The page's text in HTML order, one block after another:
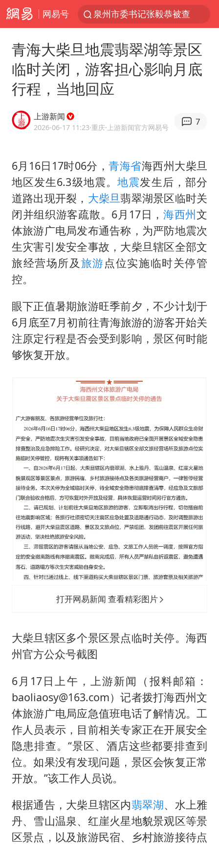
网易号
泉州市委书记张毅恭被查
胜宏科技：股票交易异常波动
“秋天的第一杯奶茶”6岁了
38岁演员求职万岁山NPC成功
胡彦斌获《歌手2026》歌王
美股存储板块集体大跌
U17国足点球大战淘汰河床晋级决赛
东航：国内客票提前14天免费退改
日本试射“战斧”导弹，国防部回应
夯实基础开新局
青海大柴旦地震翡翠湖等景区
临时关闭，游客担心影响月底
行程，当地回应
上游新闻
2026-06-17 11:23·重庆·上游新闻官方网易号
7
6月16日17时06分，青海省海西州大柴旦
地区发生6.3级地震。地震发生后，部分
道路出现开裂， 大柴旦翡翠湖景区临时关
闭并组织游客疏散。6月17日， 海西州文
体旅游广电局发布通告称，为严防地震次
生灾害引发安全事故，大柴旦辖区全部文
旅经营场所及 旅游点位实施临时关停管
控。
眼下正值暑期旅游旺季前夕，不少计划于
6月底至7月初前往青海旅游的游客开始关
注原定行程是否会受到影响，景区何时能
够恢复开放。
打开网易新闻 查看精彩图片
大柴旦辖区多个景区景点临时关停。海西
州官方公众号截图
6月17日上午，上游新闻（报料邮箱：
baoliaosy@163.com）记者拨打海西州文
体旅游广电局应急值班电话了解情况。工
作人员表示，目前相关专家正在开展安全
隐患排查。“景区、酒店这些都要排查到
位。如果没有发现问题，景区会恢复正常
开放。”该工作人员说。
根据通告，大柴旦辖区内翡翠湖、水上雅
丹、雪山温泉、红崖火星地貌景观区等景
区景点，以及旅游民宿、乡村旅游接待点